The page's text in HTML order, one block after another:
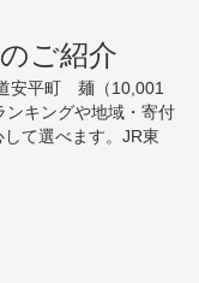
ご紹介
安平町 麺（10,001
ンキングや地域・寄付
て選べます。JR東